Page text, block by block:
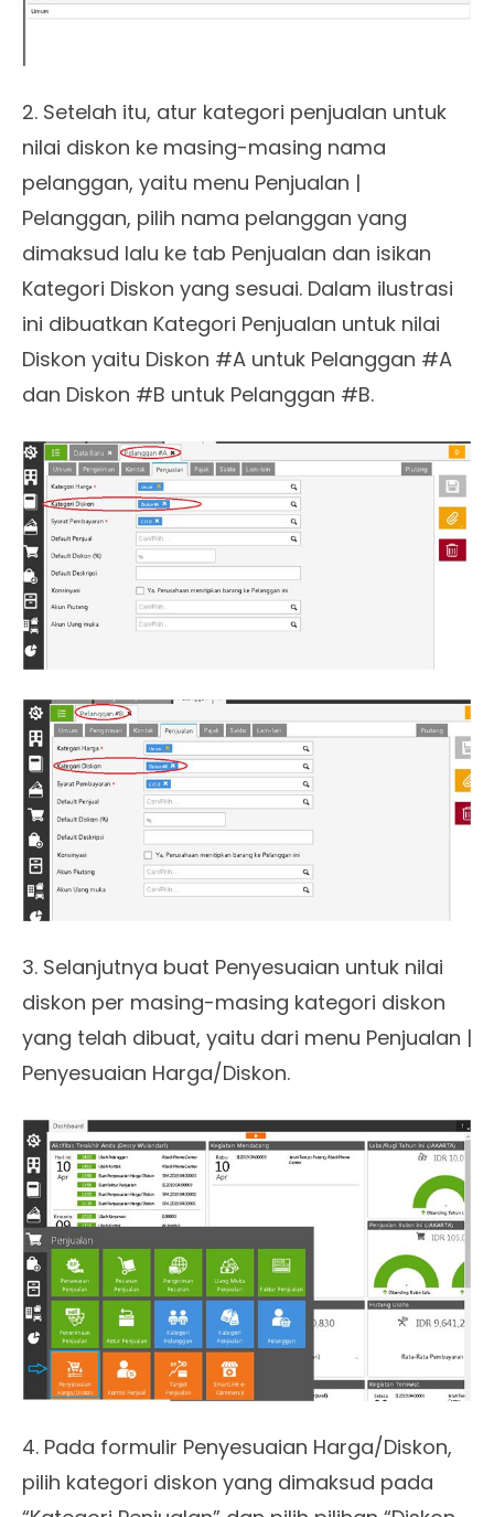
2. Setelah itu, atur kategori penjualan untuk
nilai diskon ke masing-masing nama
pelanggan, yaitu menu Penjualan |
Pelanggan, pilih nama pelanggan yang
dimaksud lalu ke tab Penjualan dan isikan
Kategori Diskon yang sesuai. Dalam ilustrasi
ini dibuatkan Kategori Penjualan untuk nilai
Diskon yaitu Diskon #A untuk Pelanggan #A
dan Diskon #B untuk Pelanggan #B.
3. Selanjutnya buat Penyesuaian untuk nilai
diskon per masing-masing kategori diskon
yang telah dibuat, yaitu dari menu Penjualan |
Penyesuaian Harga/Diskon.
4. Pada formulir Penyesuaian Harga/Diskon,
pilih kategori diskon yang dimaksud pada